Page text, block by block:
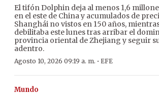
El tifón Dolphin deja al menos 1,6
en el este de China y acumulados de
Shanghái no vistos en 150 años,
debilitaba este lunes tras arribar el
provincia oriental de Zhejiang y seguir
adentro.
Agosto 10, 2026 09:19 a. m. · EFE
Mundo